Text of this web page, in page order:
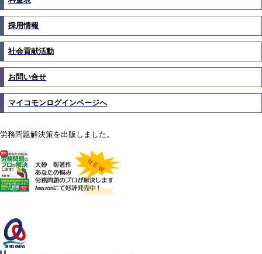
採用情報
社会貢献活動
お問い合せ
マイコモンログインページへ
労務問題解決策を出版しました。